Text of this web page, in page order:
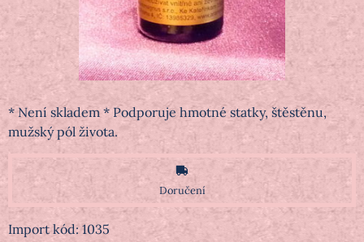
* Není skladem * Podporuje hmotné statky, štěstěnu,
mužský pól života.
Doručení
Import kód: 1035